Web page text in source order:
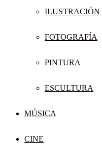
ILUSTRACIÓN
FOTOGRAFÍA
PINTURA
ESCULTURA
MÚSICA
CINE